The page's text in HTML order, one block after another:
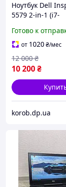
Ноутбук Dell
5579 2-in-1 (i7-
"Б/У"
Готово к
от 1020₴/мес
10 200₴
12 000 ₴
korob.dp.ua